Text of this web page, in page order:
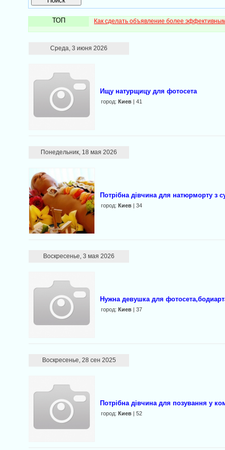
ТОП Как сделать объявление более
Среда, 3 июня 2026
Ищу натурщицу для фотосета
город:Киев | 41
Понедельник, 18 мая 2026
Потрібна дівчина для натюрморту з
город:Киев | 34
Воскресенье, 3 мая 2026
Нужна девушка для
город:Киев | 37
Воскресенье, 28 сен 2025
Потрібна дівчина для позування у
город:Киев | 52